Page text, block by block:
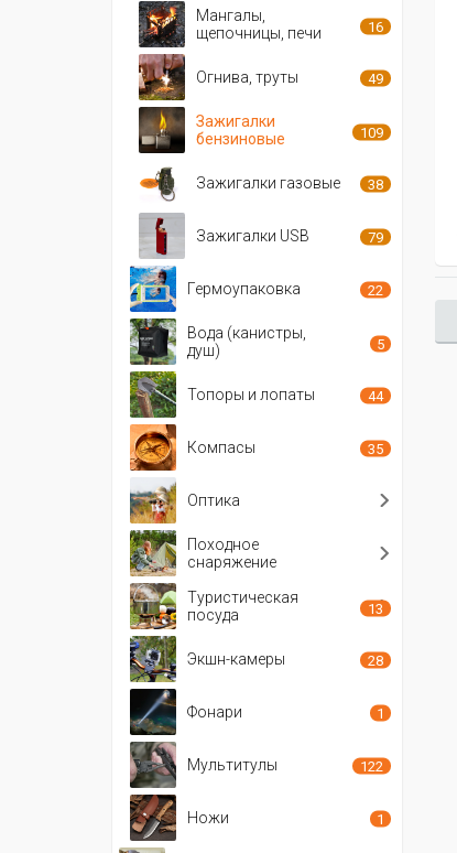
Мангалы,
щепочницы, печи
16
Огнива, труты 49
Зажигалки
бензиновые
109
Зажигалки газовые 38
Зажигалки USB 79
Гермоупаковка 22
Вода (канистры,
душ)
5
Топоры и лопаты 44
Компасы 35
Оптика
Походное
снаряжение
Туристическая
посуда
13
Экшн-камеры 28
Фонари 1
Мультитулы 122
Ножи 1